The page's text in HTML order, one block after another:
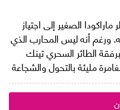
الصغير إلى اجتياز
ورغم أنه ليس المحارب الذي
الطائر السحري تينك
مليئة بالتحول والشجاعة